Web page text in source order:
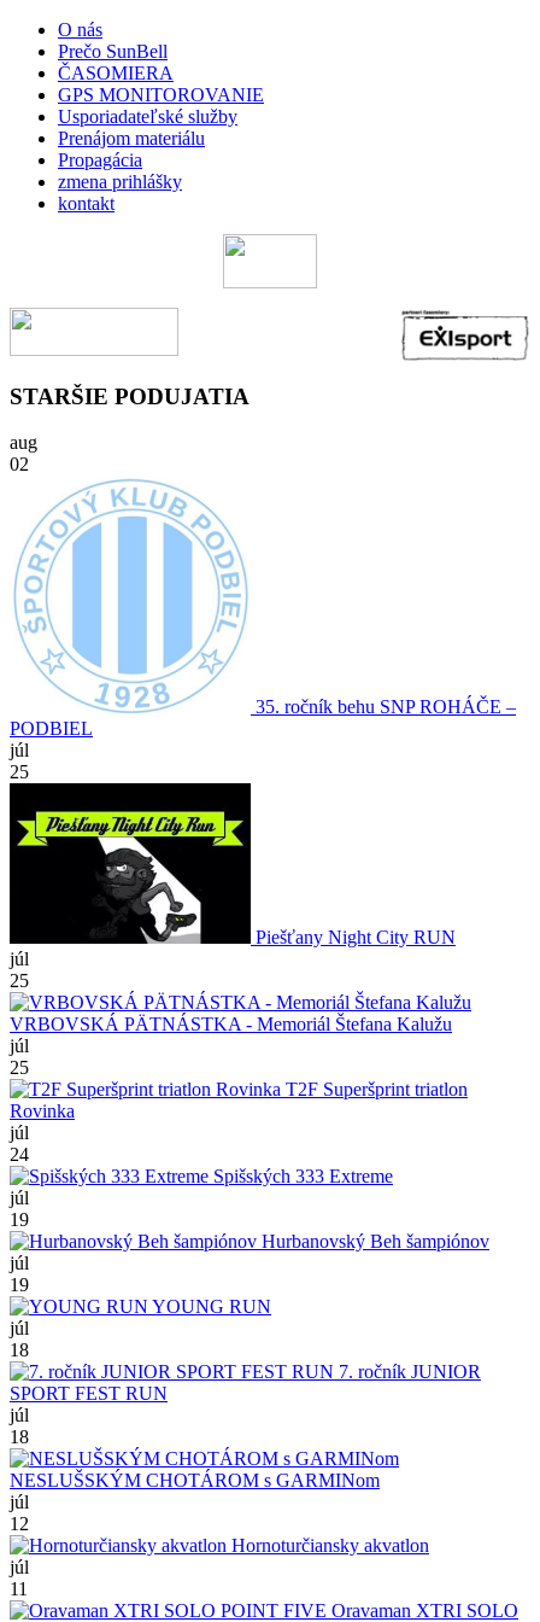
O nás
Prečo SunBell
ČASOMIERA
GPS MONITOROVANIE
Usporiadateľské služby
Prenájom materiálu
Propagácia
zmena prihlášky
kontakt
STARŠIE PODUJATIA
aug
02
35. ročník behu SNP ROHÁČE –
PODBIEL
júl
25
Piešťany Night City RUN
júl
25
VRBOVSKÁ PÄTNÁSTKA - Memoriál Štefana Kalužu
júl
25
T2F Superšprint triatlon
Rovinka
júl
24
Spišských 333 Extreme
júl
19
Hurbanovský Beh šampiónov
júl
19
YOUNG RUN
júl
18
7. ročník JUNIOR
SPORT FEST RUN
júl
18
NESLUŠSKÝM CHOTÁROM s GARMINom
júl
12
Hornoturčiansky akvatlon
júl
11
Oravaman XTRI SOLO